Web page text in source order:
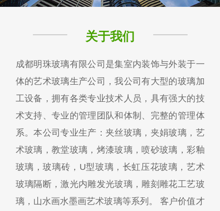
关于我们
成都明珠玻璃有限公司是集室内装饰与外装于一
体的艺术玻璃生产公司，我公司有大型的玻璃加
工设备，拥有各类专业技术人员，具有强大的技
术支持、专业的管理团队和体制、完整的管理体
系。本公司专业生产：夹丝玻璃，夹娟玻璃，艺
术玻璃，教堂玻璃，烤漆玻璃，喷砂玻璃，彩釉
玻璃，玻璃砖，U型玻璃，长虹压花玻璃，艺术
玻璃隔断，激光内雕发光玻璃，雕刻雕花工艺玻
璃，山水画水墨画艺术玻璃等系列。 客户价值才